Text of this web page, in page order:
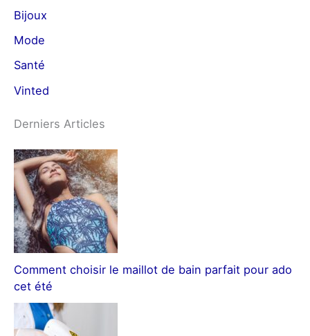
Bijoux
Mode
Santé
Vinted
Derniers Articles
Comment choisir le maillot de bain parfait pour ado
cet été